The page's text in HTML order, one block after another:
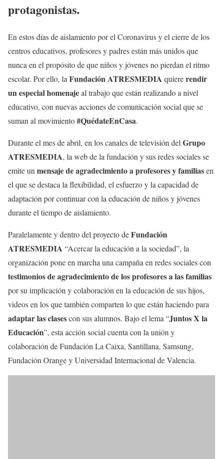
protagonistas.
En estos días de aislamiento por el Coronavirus y el cierre de los
centros educativos, profesores y padres están más unidos que
nunca en el propósito de que niños y jóvenes no pierdan el ritmo
escolar. Por ello, laFundación ATRESMEDIA quiererendir
un especial homenajeal trabajo que están realizando a nivel
educativo, con nuevas acciones de comunicación social que se
suman al movimiento#QuédateEnCasa.
Durante el mes de abril, en los canales de televisión delGrupo
ATRESMEDIA, la web de la fundación y sus redes sociales se
emite unmensaje de agradecimientoa profesores y familiasen
el que se destaca la flexibilidad, el esfuerzo y la capacidad de
adaptación por continuar con la educación de niños y jóvenes
durante el tiempo de aislamiento.
Paralelamente y dentro del proyecto deFundación
ATRESMEDIA “Acercar la educación a la sociedad”, la
organización pone en marcha una campaña en redes sociales con
testimonios de agradecimiento de los profesores a las familias
por su implicación y colaboración en la educación de sus hijos,
videos en los que también comparten lo que están haciendo para
adaptar las clasescon sus alumnos. Bajo el lema “Juntos X la
Educación”, esta acción social cuenta con la unión y
colaboración de Fundación La Caixa, Santillana, Samsung,
Fundación Orange y Universidad Internacional de Valencia.